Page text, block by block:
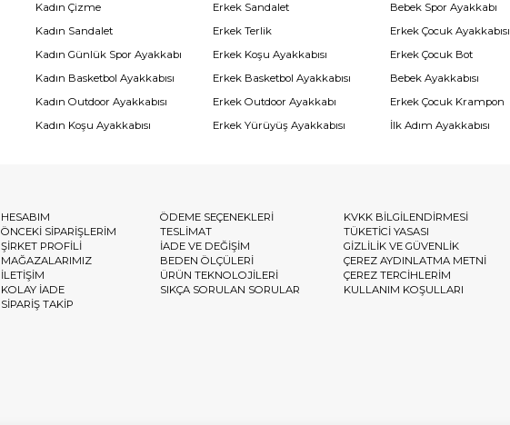
Kadın Çizme
Kadın Sandalet
Kadın Günlük Spor Ayakkabı
Kadın Basketbol Ayakkabısı
Kadın Outdoor Ayakkabısı
Kadın Koşu Ayakkabısı
Erkek Sandalet
Erkek Terlik
Erkek Koşu Ayakkabısı
Erkek Basketbol Ayakkabısı
Erkek Outdoor Ayakkabı
Erkek Yürüyüş Ayakkabısı
Bebek Spor Ayakkabı
Erkek Çocuk Ayakkabısı
Erkek Çocuk Bot
Bebek Ayakkabısı
Erkek Çocuk Krampon
İlk Adım Ayakkabısı
HESABIM
ÖNCEKİ SİPARİŞLERİM
ŞİRKET PROFİLİ
MAĞAZALARIMIZ
İLETİŞİM
KOLAY İADE
SİPARİŞ TAKİP
ÖDEME SEÇENEKLERİ
TESLİMAT
İADE VE DEĞİŞİM
BEDEN ÖLÇÜLERİ
ÜRÜN TEKNOLOJİLERİ
SIKÇA SORULAN SORULAR
KVKK BİLGİLENDİRMESİ
TÜKETİCİ YASASI
GİZLİLİK VE GÜVENLİK
ÇEREZ AYDINLATMA METNİ
ÇEREZ TERCİHLERİM
KULLANIM KOŞULLARI